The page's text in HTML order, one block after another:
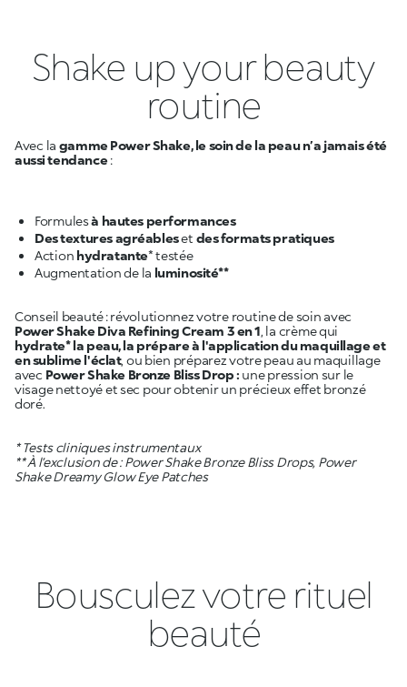
Shake up your beauty
routine
Avec la gamme Power Shake, le soin de la peau n’a jamais été
aussi tendance:
Formulesà hautes performances
Des textures agréableset des formats pratiques
Action hydratante
* testée
Augmentation de la
luminosité**
Conseil beauté : révolutionnez votre routine de soin avec
Power Shake Diva Refining Cream 3 en 1, la crème qui
hydrate* la peau, la prépare à l'application du maquillage et
en sublime l'éclat, ou bien préparez votre peau au maquillage
avec Power Shake Bronze Bliss Drop : une pression sur le
visage nettoyé et sec pour obtenir un précieux effet bronzé
doré.
* Tests cliniques instrumentaux
** À l’exclusion de : Power Shake Bronze Bliss Drops, Power
Shake Dreamy Glow Eye Patches
Bousculez votre rituel
beauté